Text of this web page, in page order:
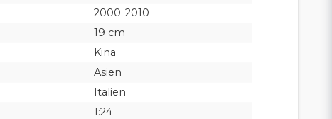
2000-2010
19 cm
Kina
Asien
Italien
1:24